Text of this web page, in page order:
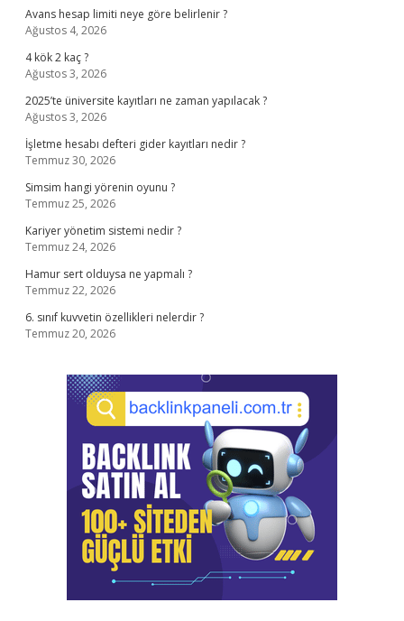
Avans hesap limiti neye göre belirlenir ?
Ağustos 4, 2026
4 kök 2 kaç ?
Ağustos 3, 2026
2025’te üniversite kayıtları ne zaman yapılacak ?
Ağustos 3, 2026
İşletme hesabı defteri gider kayıtları nedir ?
Temmuz 30, 2026
Simsim hangi yörenin oyunu ?
Temmuz 25, 2026
Kariyer yönetim sistemi nedir ?
Temmuz 24, 2026
Hamur sert olduysa ne yapmalı ?
Temmuz 22, 2026
6. sınıf kuvvetin özellikleri nelerdir ?
Temmuz 20, 2026